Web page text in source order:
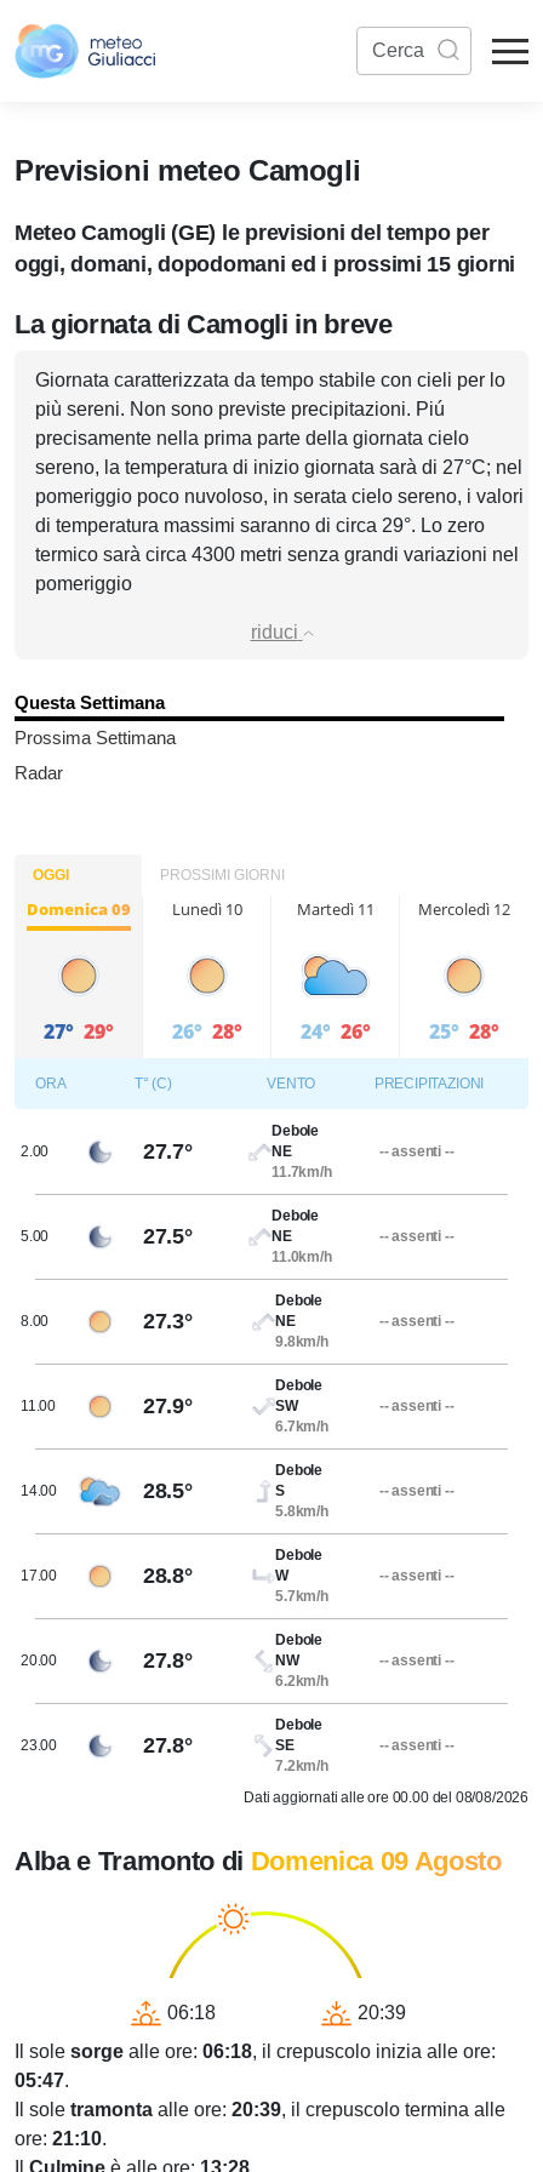
Previsioni meteo Camogli
Meteo Camogli (GE) le previsioni del tempo per
oggi, domani, dopodomani ed i prossimi 15 giorni
La giornata di Camogli in breve
Giornata caratterizzata da tempo stabile con cieli per lo
più sereni. Non sono previste precipitazioni. Piú
precisamente nella prima parte della giornata cielo
sereno, la temperatura di inizio giornata sarà di 27°C; nel
pomeriggio poco nuvoloso, in serata cielo sereno, i valori
di temperatura massimi saranno di circa 29°. Lo zero
termico sarà circa 4300 metri senza grandi variazioni nel
pomeriggio
riduci
Questa Settimana
Prossima Settimana
Radar
OGGI PROSSIMI GIORNI
Domenica 09
27° 29°
Lunedì 10
26° 28°
Martedì 11
24° 26°
Mercoledì 12
25° 28°
ORA T° (C) VENTO PRECIPITAZIONI
2.00 27.7°
Debole
NE
11.7km/h
-- assenti --
5.00 27.5°
Debole
NE
11.0km/h
-- assenti --
8.00 27.3°
Debole
NE
9.8km/h
-- assenti --
11.00 27.9°
Debole
SW
6.7km/h
-- assenti --
14.00 28.5°
Debole
S
5.8km/h
-- assenti --
17.00 28.8°
Debole
W
5.7km/h
-- assenti --
20.00 27.8°
Debole
NW
6.2km/h
-- assenti --
23.00 27.8°
Debole
SE
7.2km/h
-- assenti --
Dati aggiornati alle ore 00.00 del 08/08/2026
Alba e Tramonto di Domenica 09 Agosto
06:18
20:39
Il sole sorge alle ore: 06:18, il crepuscolo inizia alle ore:
05:47.
Il sole tramonta alle ore: 20:39, il crepuscolo termina alle
ore: 21:10.
Culmine è alle ore: 13:28